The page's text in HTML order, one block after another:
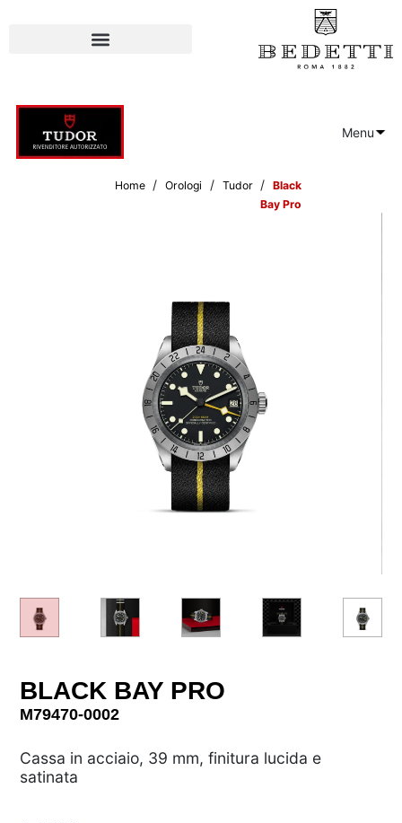
Menu
Home / Orologi / Tudor / Black
Bay Pro
BLACK BAY PRO
M79470-0002
Cassa in acciaio, 39 mm, finitura lucida e
satinata